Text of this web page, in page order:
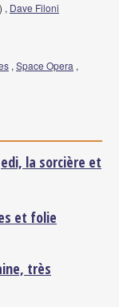
) , Dave Filoni
, Space Opera ,
la sorcière et
et folie
très